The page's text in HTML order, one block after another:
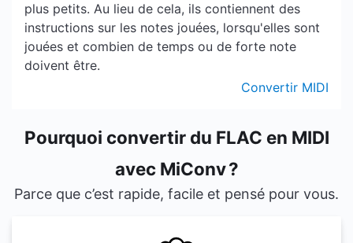
plus petits. Au lieu de cela, ils contiennent des
instructions sur les notes jouées, lorsqu'elles sont
jouées et combien de temps ou de forte note
doivent être.
Convertir MIDI
Pourquoi convertir du FLAC en MIDI
avec MiConv ?
Parce que c’est rapide, facile et pensé pour vous.